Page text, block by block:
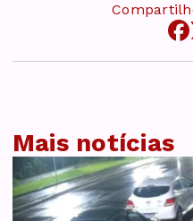
Mais notícias